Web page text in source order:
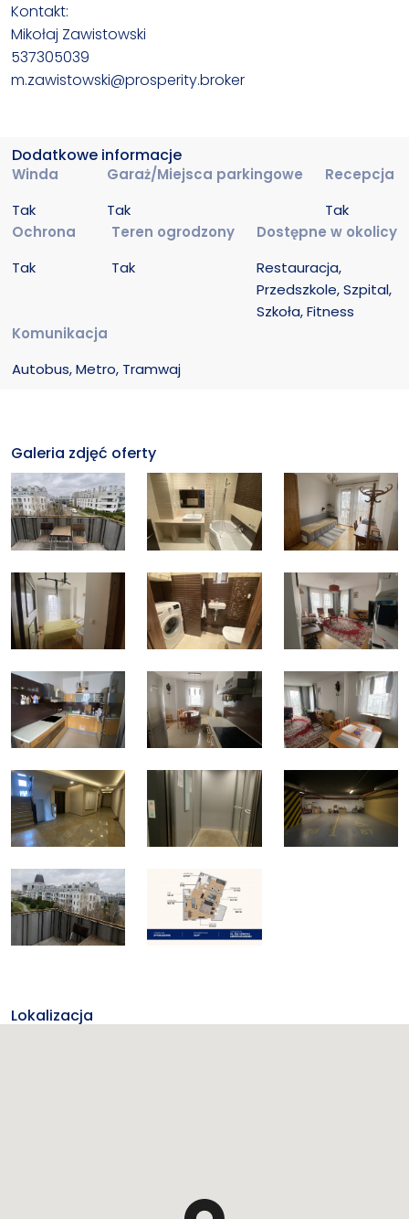
Kontakt:
Mikołaj Zawistowski
537305039
m.zawistowski@prosperity.broker
Dodatkowe informacje
Winda
Tak
Garaż/Miejsca parkingowe
Tak
Recepcja
Tak
Ochrona
Tak
Teren ogrodzony
Tak
Dostępne w okolicy
Restauracja,
Przedszkole, Szpital,
Szkoła, Fitness
Komunikacja
Autobus, Metro, Tramwaj
Galeria zdjęć oferty
Lokalizacja